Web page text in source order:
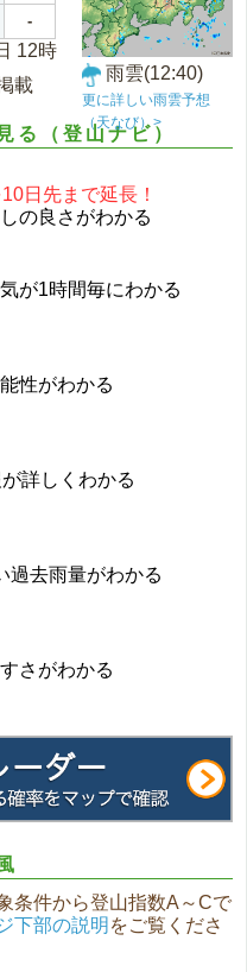
-
12時
載
雨雲(12:40)
更に詳しい雨雲予想
（天なび）>
る（登山ナビ）
日先まで延長！
の良さがわかる
が1時間毎にわかる
性がわかる
詳しくわかる
過去雨量がわかる
さがわかる
条件から登山指数A～Cで
下部の説明 をご覧くださ